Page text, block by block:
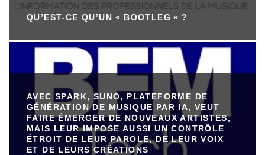
QU’EST-CE QU’UN « BOOTLEG » ?
AVEC SPARK, SUNO, PLATEFORME DE
GÉNÉRATION DE MUSIQUE PAR IA, VEUT
FAIRE ÉMERGER DE NOUVEAUX ARTISTES,
MAIS LEUR IMPOSE AUSSI UN CONTRÔLE
ÉTROIT DE LEUR PAROLE, DE LEUR VOIX
ET DE LEURS CRÉATIONS